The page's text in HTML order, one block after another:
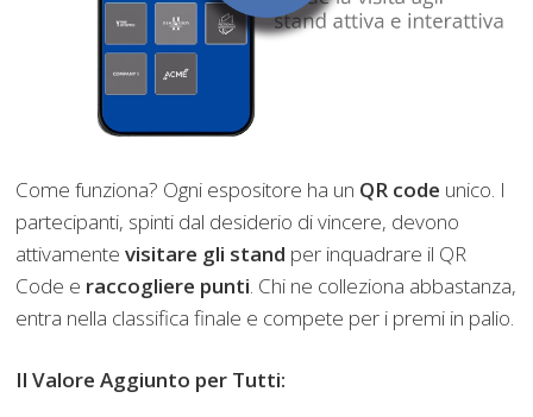
Come funziona? Ogni espositore ha un QR code unico. I
partecipanti, spinti dal desiderio di vincere, devono
attivamente visitare gli stand per inquadrare il QR
Code e raccogliere punti. Chi ne colleziona abbastanza,
entra nella classifica finale e compete per i premi in palio.
Il Valore Aggiunto per Tutti: